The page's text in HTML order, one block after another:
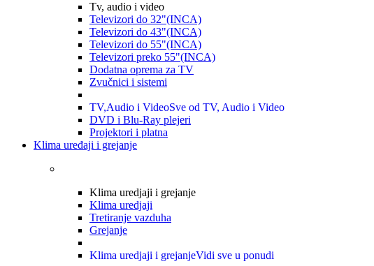
Tv, audio i video
Televizori do 32"(INCA)
Televizori do 43"(INCA)
Televizori do 55"(INCA)
Televizori preko 55"(INCA)
Dodatna oprema za TV
Zvučnici i sistemi
TV,Audio i VideoSve od TV, Audio i Video
DVD i Blu-Ray plejeri
Projektori i platna
Klima uređaji i grejanje
Klima uredjaji i grejanje
Klima uredjaji
Tretiranje vazduha
Grejanje
Klima uredjaji i grejanjeVidi sve u ponudi